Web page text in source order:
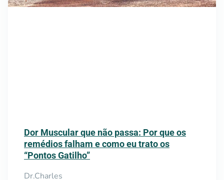
Dor Muscular que não passa: Por que os
remédios falham e como eu trato os
“Pontos Gatilho”
Dr.Charles